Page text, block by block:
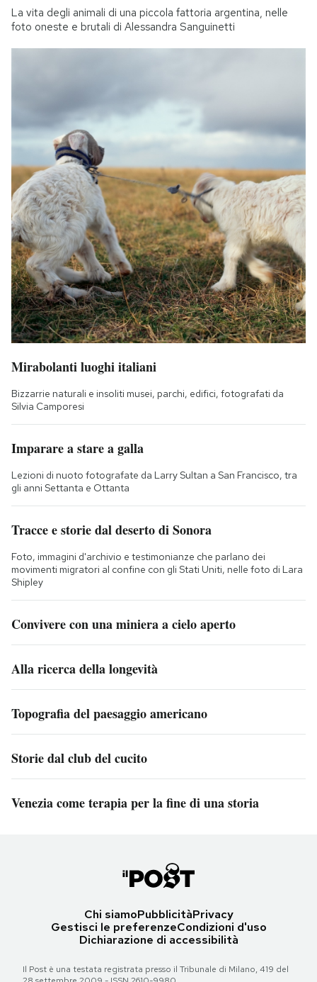
La vita degli animali di una piccola fattoria argentina, nelle
foto oneste e brutali di Alessandra Sanguinetti
Mirabolanti luoghi italiani
Bizzarrie naturali e insoliti musei, parchi, edifici, fotografati da
Silvia Camporesi
Imparare a stare a galla
Lezioni di nuoto fotografate da Larry Sultan a San Francisco, tra
gli anni Settanta e Ottanta
Tracce e storie dal deserto di Sonora
Foto, immagini d'archivio e testimonianze che parlano dei
movimenti migratori al confine con gli Stati Uniti, nelle foto di Lara
Shipley
Convivere con una miniera a cielo aperto
Alla ricerca della longevità
Topografia del paesaggio americano
Storie dal club del cucito
Venezia come terapia per la fine di una storia
Chi siamoPubblicitàPrivacy
Gestisci le preferenzeCondizioni d'uso
Dichiarazione di accessibilità
Il Post è una testata registrata presso il Tribunale di Milano, 419 del